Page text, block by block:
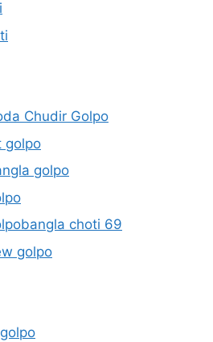
Chudir Golpo
golpo
golpo
choti 69
golpo